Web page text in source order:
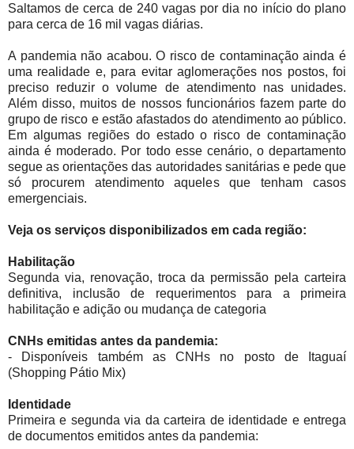
Saltamos de cerca de 240 vagas por dia no início do plano
para cerca de 16 mil vagas diárias.
A pandemia não acabou. O risco de contaminação ainda é
uma realidade e, para evitar aglomerações nos postos, foi
preciso reduzir o volume de atendimento nas unidades.
Além disso, muitos de nossos funcionários fazem parte do
grupo de risco e estão afastados do atendimento ao público.
Em algumas regiões do estado o risco de contaminação
ainda é moderado. Por todo esse cenário, o departamento
segue as orientações das autoridades sanitárias e pede que
só procurem atendimento aqueles que tenham casos
emergenciais.
Veja os serviços disponibilizados em cada região:
Habilitação
Segunda via, renovação, troca da permissão pela carteira
definitiva, inclusão de requerimentos para a primeira
habilitação e adição ou mudança de categoria
CNHs emitidas antes da pandemia:
- Disponíveis também as CNHs no posto de Itaguaí
(Shopping Pátio Mix)
Identidade
Primeira e segunda via da carteira de identidade e entrega
de documentos emitidos antes da pandemia: